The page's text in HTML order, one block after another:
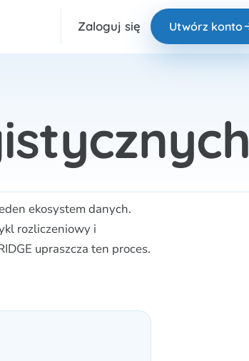
Zaloguj się Utwórz konto
ekosystem danych.
rozliczeniowy i
upraszcza ten proces.